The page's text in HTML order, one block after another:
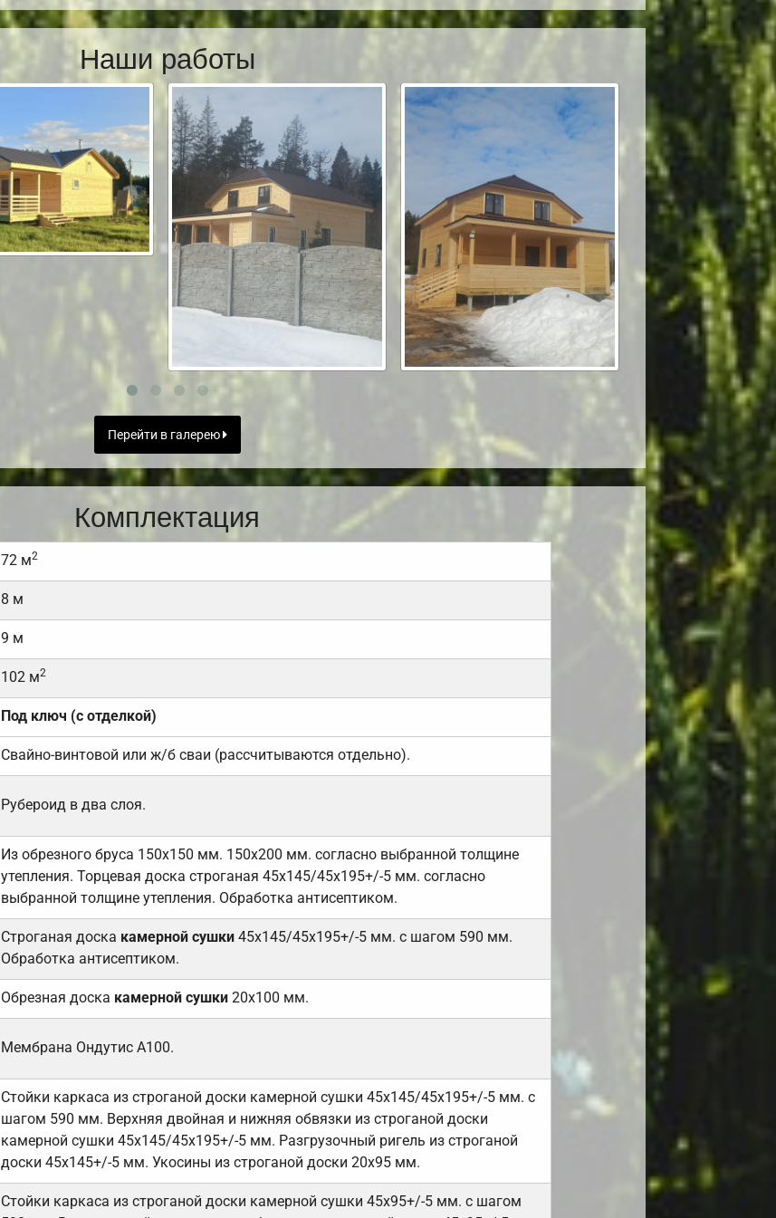
Наши работы
Перейти в галерею
Комплектация
72 м2
8 м
9 м
102 м2
Под ключ (с отделкой)
Свайно-винтовой или ж/б сваи (рассчитываются отдельно).
Рубероид в два слоя.
Из обрезного бруса 150х150 мм. 150х200 мм. согласно выбранной толщине
утепления. Торцевая доска строганая 45х145/45х195+/-5 мм. согласно
выбранной толщине утепления. Обработка антисептиком.
Строганая доска камерной сушки 45х145/45х195+/-5 мм. с шагом 590 мм.
Обработка антисептиком.
Обрезная доска камерной сушки20х100 мм.
Мембрана Ондутис А100.
Стойки каркаса из строганой доски камерной сушки 45х145/45х195+/-5 мм. с
шагом 590 мм. Верхняя двойная и нижняя обвязки из строганой доски
камерной сушки 45х145/45х195+/-5 мм. Разгрузочный ригель из строганой
доски 45х145+/-5 мм. Укосины из строганой доски 20х95 мм.
Стойки каркаса из строганой доски камерной сушки 45х95+/-5 мм. с шагом